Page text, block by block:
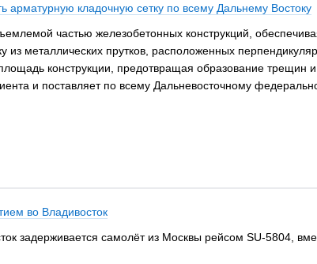
арматурную кладочную сетку по всему Дальнему Востоку
частью железобетонных конструкций,
из металлических прутков, расположенных
конструкции, предотвращая образование
и поставляет по всему Дальневосточному
во Владивосток
задерживается самолёт из Москвы рейсом SU-5804,